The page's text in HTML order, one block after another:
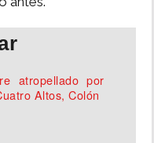
atropellado por
Altos, Colón